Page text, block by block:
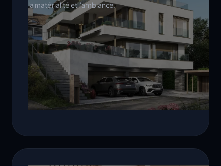
la matérialité et l'ambiance.